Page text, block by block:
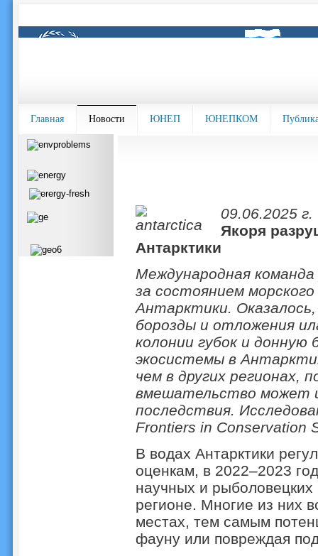
Главная Новости ЮНЕП ЮНЕПКОМ
09.06.2025 г.
Якоря
Антарктики
Международная
за состоянием
Антарктики.
борозды и отложения
колонии губок и донную
экосистемы в
чем в других регионах,
вмешательство может
последствия.
Frontiers in Conservation
В водах Антарктики
оценкам, в 2022–2023
научных и рыболовецких
регионе. Многие из них
местах, тем самым
фауну или повреждая